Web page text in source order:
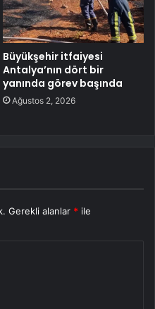
Büyükşehir itfaiyesi
Antalya’nın dört bir
yanında görev başında
Ağustos 2, 2026
Gerekli alanlar * ile